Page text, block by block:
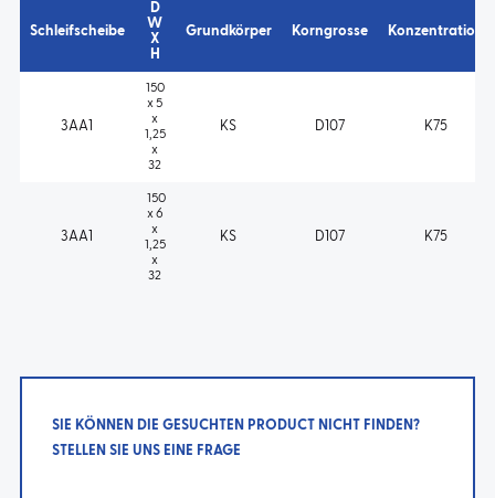
Schleifscheibe
D
W
X
H
Grundkörper Korngrosse Konzentration
3AA1
150
x 5
x
1,25
x
32
KS D107 K75
3AA1
150
x 6
x
1,25
x
32
KS D107 K75
SIE KÖNNEN DIE GESUCHTEN PRODUCT NICHT FINDEN?
STELLEN SIE UNS EINE FRAGE